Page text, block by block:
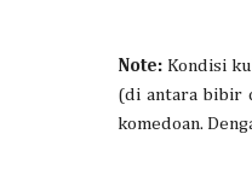
Note: Kondisi
(di antara bibir
komedoan.